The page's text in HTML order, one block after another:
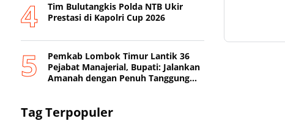
Tim Bulutangkis Polda NTB Ukir
Prestasi di Kapolri Cup 2026
Pemkab Lombok Timur Lantik 36
Pejabat Manajerial, Bupati: Jalankan
Amanah dengan Penuh Tanggung
Tag Terpopuler